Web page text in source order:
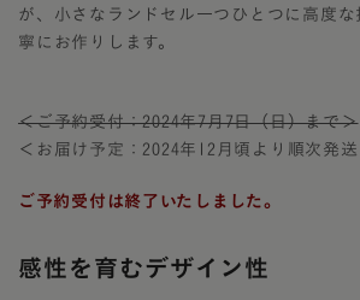
が、小さなランドセル一つひとつに高度な
寧にお作りします。
＜ご予約受付：2024年7月7日（日）まで＞
＜お届け予定：2024年12月頃より順次発送
ご予約受付は終了いたしました。
感性を育むデザイン性